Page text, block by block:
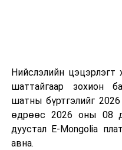
арилжааны
бүтээгдэхүүний
гүйцэтгэл 95
наймдугаар сарын
ашиглалтад оруулах
ашиглалтад орсноор
Нийслэлийн цэцэрлэгт
шаттайгаар зохион
шатны бүртгэлийг
өдрөөс 2026 оны 08
дуустал E-Mongolia
авна.